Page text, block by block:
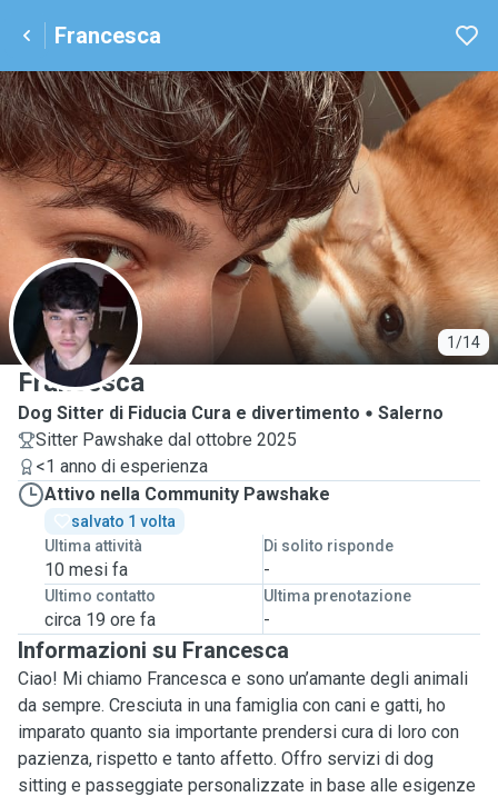
Francesca
1/14
F
Francesca
Dog Sitter di Fiducia Cura e divertimento
Salerno
Sitter Pawshake dal ottobre 2025
<1 anno di esperienza
Attivo nella Community Pawshake
salvato 1 volta
Ultima attività
10 mesi fa
Di solito risponde
-
Ultimo contatto
circa 19 ore fa
Ultima prenotazione
-
Informazioni su Francesca
Ciao! Mi chiamo Francesca e sono un’amante degli animali
da sempre. Cresciuta in una famiglia con cani e gatti, ho
imparato quanto sia importante prendersi cura di loro con
pazienza, rispetto e tanto affetto. Offro servizi di dog
sitting e passeggiate personalizzate in base alle esigenze